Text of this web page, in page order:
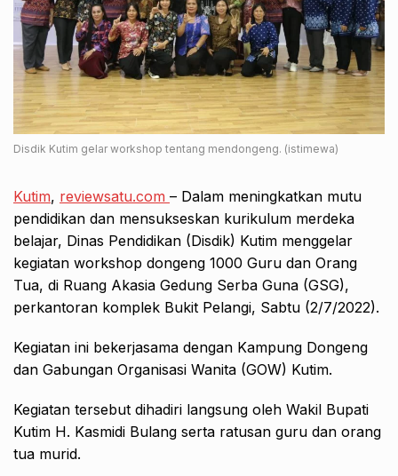
Disdik Kutim gelar workshop tentang mendongeng. (istimewa)
Kutim, reviewsatu.com – Dalam meningkatkan mutu
pendidikan dan mensukseskan kurikulum merdeka
belajar, Dinas Pendidikan (Disdik) Kutim menggelar
kegiatan workshop dongeng 1000 Guru dan Orang
Tua, di Ruang Akasia Gedung Serba Guna (GSG),
perkantoran komplek Bukit Pelangi, Sabtu (2/7/2022).
Kegiatan ini bekerjasama dengan Kampung Dongeng
dan Gabungan Organisasi Wanita (GOW) Kutim.
Kegiatan tersebut dihadiri langsung oleh Wakil Bupati
Kutim H. Kasmidi Bulang serta ratusan guru dan orang
tua murid.